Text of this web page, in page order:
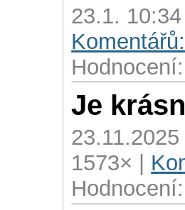
23.1.
Je
1573× |